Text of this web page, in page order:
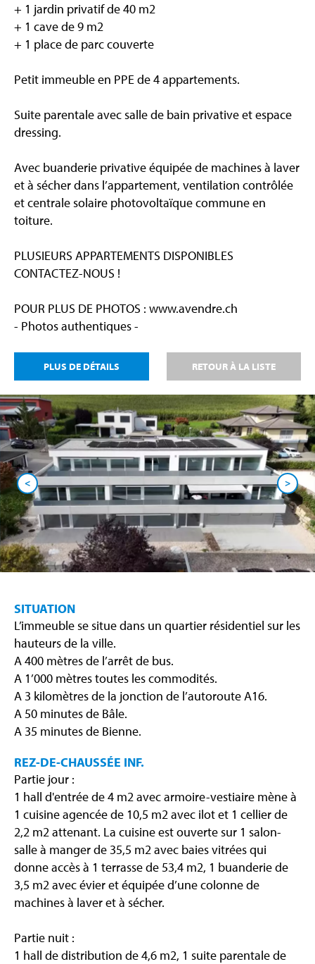
+ 1 jardin privatif de 40 m2
+ 1 cave de 9 m2
+ 1 place de parc couverte
Petit immeuble en PPE de 4 appartements.
Suite parentale avec salle de bain privative et espace
dressing.
Avec buanderie privative équipée de machines à laver
et à sécher dans l’appartement, ventilation contrôlée
et centrale solaire photovoltaïque commune en
toiture.
PLUSIEURS APPARTEMENTS DISPONIBLES
CONTACTEZ-NOUS !
POUR PLUS DE PHOTOS : www.avendre.ch
- Photos authentiques -
PLUS DE DÉTAILS RETOUR À LA LISTE
< >
SITUATION
L’immeuble se situe dans un quartier résidentiel sur les
hauteurs de la ville.
A 400 mètres de l’arrêt de bus.
A 1’000 mètres toutes les commodités.
A 3 kilomètres de la jonction de l’autoroute A16.
A 50 minutes de Bâle.
A 35 minutes de Bienne.
REZ-DE-CHAUSSÉE INF.
Partie jour :
1 hall d'entrée de 4 m2 avec armoire-vestiaire mène à
1 cuisine agencée de 10,5 m2 avec ilot et 1 cellier de
2,2 m2 attenant. La cuisine est ouverte sur 1 salon-
salle à manger de 35,5 m2 avec baies vitrées qui
donne accès à 1 terrasse de 53,4 m2, 1 buanderie de
3,5 m2 avec évier et équipée d’une colonne de
machines à laver et à sécher.
Partie nuit :
1 hall de distribution de 4,6 m2, 1 suite parentale de